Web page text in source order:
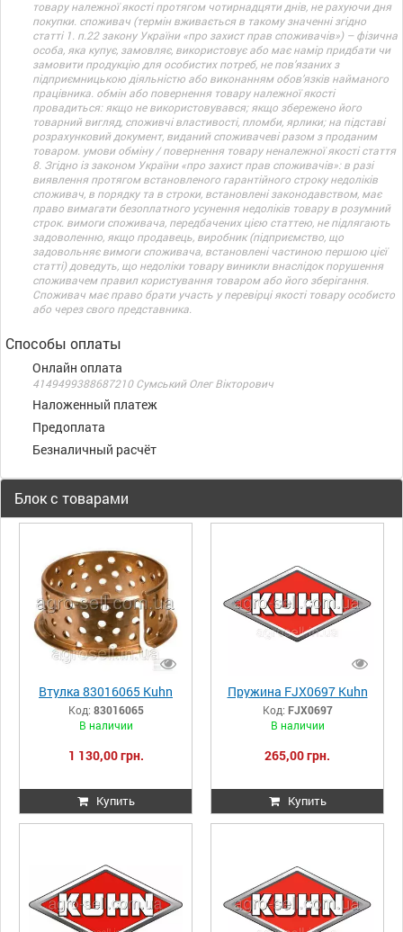
товару належної якості протягом чотирнадцяти днів, не рахуючи дня
покупки. споживач (термін вживається в такому значенні згідно
статті 1. п.22 закону України «про захист прав споживачів») – фізична
особа, яка купує, замовляє, використовує або має намір придбати чи
замовити продукцію для особистих потреб, не пов’язаних з
підприємницькою діяльністю або виконанням обов’язків найманого
працівника. обмін або повернення товару належної якості
провадиться: якщо не використовувався; якщо збережено його
товарний вигляд, споживчі властивості, пломби, ярлики; на підставі
розрахунковий документ, виданий споживачеві разом з проданим
товаром. умови обміну / повернення товару неналежної якості стаття
8. Згідно із законом України «про захист прав споживачів»: в разі
виявлення протягом встановленого гарантійного строку недоліків
споживач, в порядку та в строки, встановлені законодавством, має
право вимагати безоплатного усунення недоліків товару в розумний
строк. вимоги споживача, передбачених цією статтею, не підлягають
задоволенню, якщо продавець, виробник (підприємство, що
задовольняє вимоги споживача, встановлені частиною першою цієї
статті) доведуть, що недоліки товару виникли внаслідок порушення
споживачем правил користування товаром або його зберігання.
Споживач має право брати участь у перевірці якості товару особисто
або через свого представника.
Способы оплаты
Онлайн оплата
4149499388687210 Сумський Олег Вікторович
Наложенный платеж
Предоплата
Безналичный расчёт
Блок с товарами
Втулка 83016065 Kuhn
Код: 83016065
В наличии
1 130,00 грн.
Купить
Пружина FJX0697 Kuhn
Код: FJX0697
В наличии
265,00 грн.
Купить